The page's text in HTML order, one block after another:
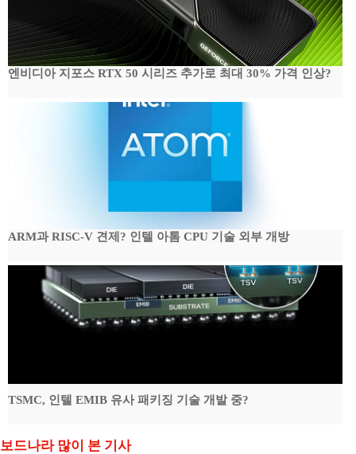
엔비디아 지포스 RTX 50 시리즈 추가로 최대 30% 가격 인상?
ARM과 RISC-V 견제? 인텔 아톰 CPU 기술 외부 개방
TSMC, 인텔 EMIB 유사 패키징 기술 개발 중?
보드나라 많이 본 기사